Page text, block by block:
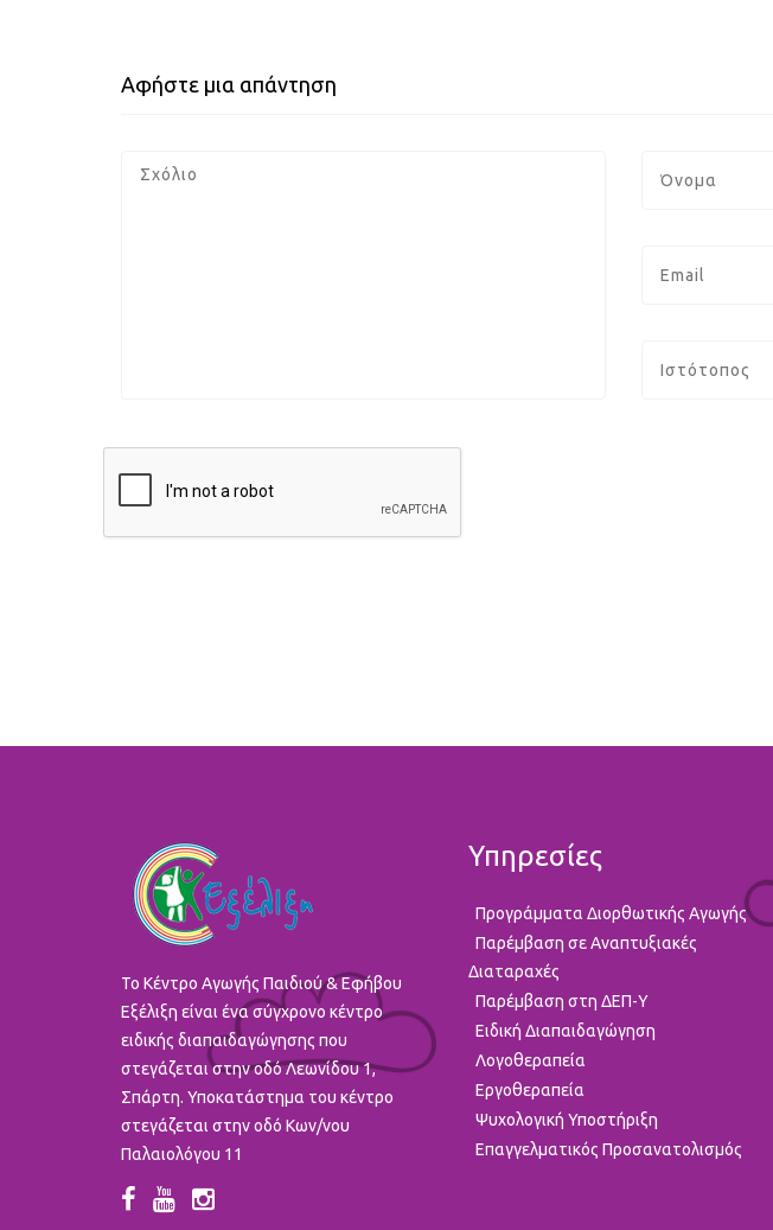
Αφήστε μια απάντηση
To Κέντρο Αγωγής Παιδιού & Εφήβου
Εξέλιξη είναι ένα σύγχρονο κέντρο
ειδικής διαπαιδαγώγησης που
στεγάζεται στην οδό Λεωνίδου 1,
Σπάρτη. Υποκατάστημα του κέντρο
στεγάζεται στην οδό Κων/νου
Παλαιολόγου 11
Υπηρεσίες
Προγράμματα Διορθωτικής Αγωγής
Παρέμβαση σε Αναπτυξιακές
Διαταραχές
Παρέμβαση στη ΔΕΠ-Υ
Ειδική Διαπαιδαγώγηση
Λογοθεραπεία
Εργοθεραπεία
Ψυχολογική Υποστήριξη
Επαγγελματικός Προσανατολισμός